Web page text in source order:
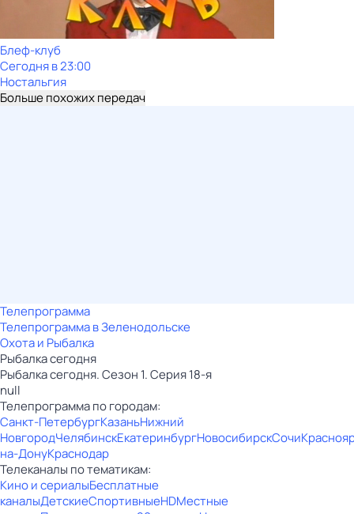
Блеф-клуб
Сегодня в 23:00
Ностальгия
Больше похожих передач
Телепрограмма
Телепрограмма в Зеленодольске
Охота и Рыбалка
Рыбалка сегодня
Рыбалка сегодня. Сезон 1. Серия 18-я
null
Телепрограмма по городам:
Санкт-ПетербургКазаньНижний
НовгородЧелябинскЕкатеринбургНовосибирскСочи
на-ДонуКраснодар
Телеканалы по тематикам:
Кино и сериалыБесплатные
каналыДетскиеСпортивныеHDМестные